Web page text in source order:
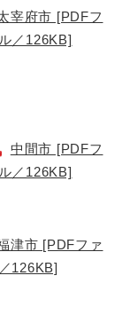
宰府市 [PDFフ
／126KB]
中間市 [PDFフ
／126KB]
津市 [PDFファ
126KB]